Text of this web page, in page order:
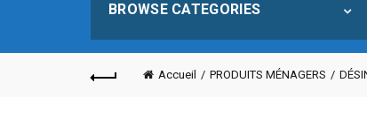
BROWSE CATEGORIES
Accueil PRODUITS MÉNAGERS